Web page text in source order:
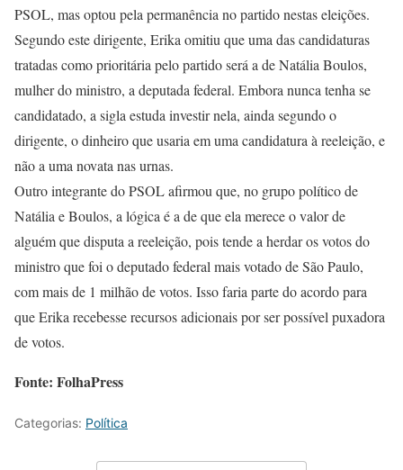
PSOL, mas optou pela permanência no partido nestas eleições.
Segundo este dirigente, Erika omitiu que uma das candidaturas
tratadas como prioritária pelo partido será a de Natália Boulos,
mulher do ministro, a deputada federal. Embora nunca tenha se
candidatado, a sigla estuda investir nela, ainda segundo o
dirigente, o dinheiro que usaria em uma candidatura à reeleição, e
não a uma novata nas urnas.
Outro integrante do PSOL afirmou que, no grupo político de
Natália e Boulos, a lógica é a de que ela merece o valor de
alguém que disputa a reeleição, pois tende a herdar os votos do
ministro que foi o deputado federal mais votado de São Paulo,
com mais de 1 milhão de votos. Isso faria parte do acordo para
que Erika recebesse recursos adicionais por ser possível puxadora
de votos.
Fonte: FolhaPress
Categorias: Política